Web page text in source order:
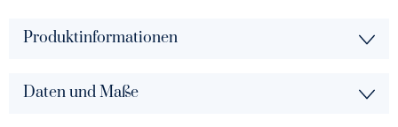
Produktinformationen
Daten und Maße